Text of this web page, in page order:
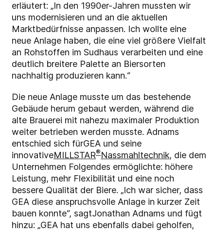
erläutert: „In den 1990er-Jahren mussten wir
uns modernisieren und an die aktuellen
Marktbedürfnisse anpassen. Ich wollte eine
neue Anlage haben, die eine viel größere Vielfalt
an Rohstoffen im Sudhaus verarbeiten und eine
deutlich breitere Palette an Biersorten
nachhaltig produzieren kann.“
Die neue Anlage musste um das bestehende
Gebäude herum gebaut werden, während die
alte Brauerei mit nahezu maximaler Produktion
weiter betrieben werden musste. Adnams
entschied sich fürGEA und seine
innovativeMILLSTAR®Nassmahltechnik, die dem
Unternehmen Folgendes ermöglichte: höhere
Leistung, mehr Flexibilität und eine noch
bessere Qualität der Biere. „Ich war sicher, dass
GEA diese anspruchsvolle Anlage in kurzer Zeit
bauen konnte“, sagtJonathan Adnams und fügt
hinzu: „GEA hat uns ebenfalls dabei geholfen,